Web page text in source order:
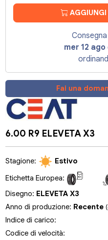
mer 12 ago
Fai una
6.00 R9 ELEVETA X3
Stagione:
Estivo
Etichetta Europea:
Disegno: ELEVETA X3
Anno di produzione: Recente
Indice di carico:
Codice di velocità: